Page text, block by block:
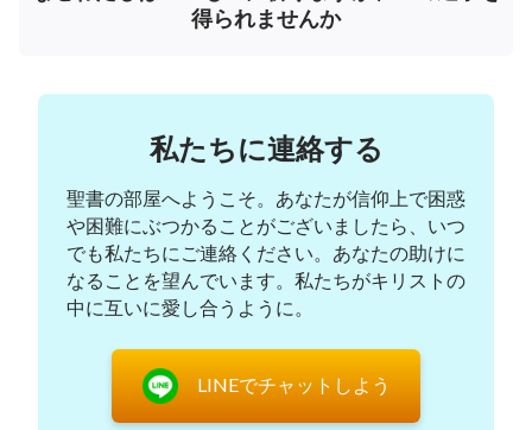
しても、それを調査することも、主の御声を聞くこ
がありません。
主の再臨の預言を調査する時、多くのクリスチャ
を重要視しますが、花婿の来臨をお迎えすること
や、花婿の御声を聞くことにもっと注意を払うとい
うことはしていません。これは何が問題なのでしょ
う？これは喉を詰まらせることを恐れて食事をせ
ず、得ることよりも多くを失うことになるという振
る舞いではないでしょうか？実際、私たち人間は偽
キリストや偽預言者から自らをどれだけ守ろうとし
得られませんか
私たちに連絡する
聖書の部屋へようこそ。あなたが信仰上で困惑
や困難にぶつかることがございましたら、いつ
でも私たちにご連絡ください。あなたの助けに
なることを望んでいます。私たちがキリストの
中に互いに愛し合うように。
LINEでチャットしよう